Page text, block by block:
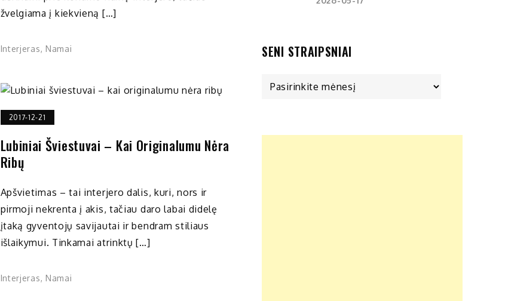
žvelgiama į kiekvieną […]
Interjeras, Namai
2017-12-21
Lubiniai Šviestuvai – Kai Originalumu Nėra
Ribų
Apšvietimas – tai interjero dalis, kuri, nors ir
pirmoji nekrenta į akis, tačiau daro labai didelę
įtaką gyventojų savijautai ir bendram stiliaus
išlaikymui. Tinkamai atrinktų […]
Interjeras, Namai
SENI STRAIPSNIAI